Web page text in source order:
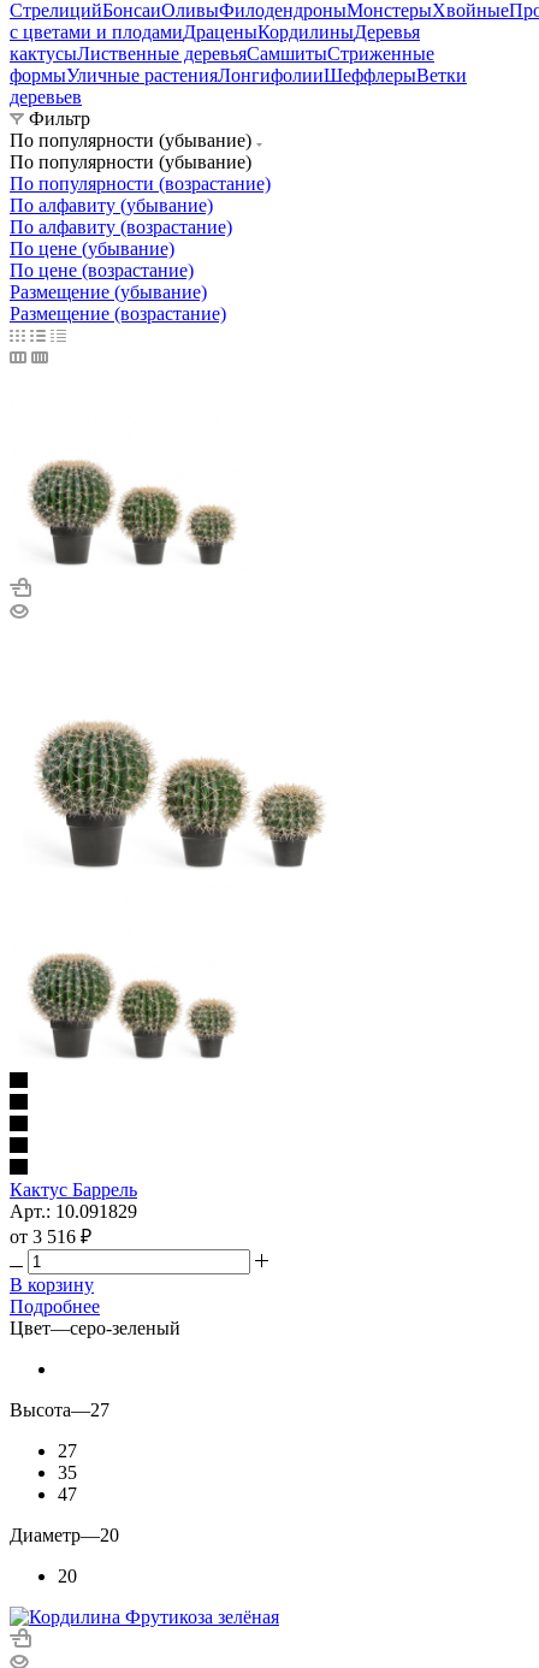
СтрелицийБонсаиОливыФилодендроныМонстерыХвойные
с цветами и плодамиДраценыКордилиныДеревья
кактусыЛиственные деревьяСамшитыСтриженные
формыУличные растенияЛонгифолииШеффлерыВетки
деревьев
Фильтр
По популярности (убывание)
По популярности (убывание)
По популярности (возрастание)
По алфавиту (убывание)
По алфавиту (возрастание)
По цене (убывание)
По цене (возрастание)
Размещение (убывание)
Размещение (возрастание)
Кактус Баррель
Арт.: 10.091829
от 3 516 ₽
В корзину
Подробнее
Цвет—серо-зеленый
Высота—27
27
35
47
Диаметр—20
20